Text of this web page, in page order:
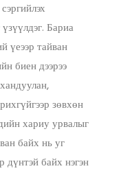
Бариа
үеээр тайван
биен дээрээ
зөвхөн
хариу урвалыг
байх нь уг
дүнтэй байх нэгэн